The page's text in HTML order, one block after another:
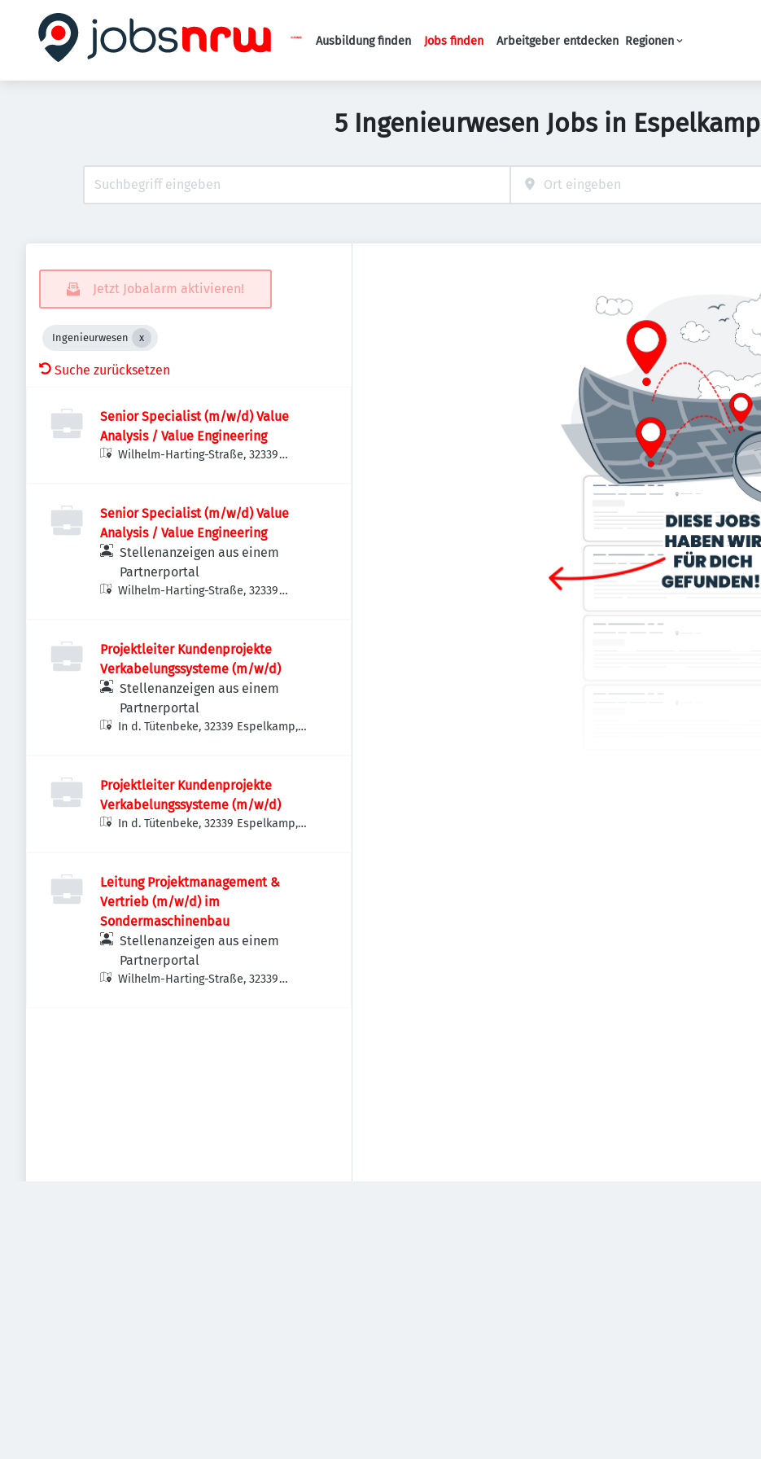
Haupt-Navigation
Ausbildung finden Jobs finden Arbeitgeber entdecken Regionen
5 Ingenieurwesen Jobs in Espelkamp
Jetzt Jobalarm aktivieren!
Ingenieurwesen
Suche zurücksetzen
Senior Specialist (m/w/d) Value
Analysis / Value Engineering
Wilhelm-Harting-Straße, 32339
Senior Specialist (m/w/d) Value
Analysis / Value Engineering
Stellenanzeigen aus einem
Partnerportal
Wilhelm-Harting-Straße, 32339
Projektleiter Kundenprojekte
Verkabelungssysteme (m/w/d)
Stellenanzeigen aus einem
Partnerportal
In d. Tütenbeke, 32339 Espelkamp,
Projektleiter Kundenprojekte
Verkabelungssysteme (m/w/d)
In d. Tütenbeke, 32339 Espelkamp,
Leitung Projektmanagement &
Vertrieb (m/w/d) im
Sondermaschinenbau
Stellenanzeigen aus einem
Partnerportal
Wilhelm-Harting-Straße, 32339